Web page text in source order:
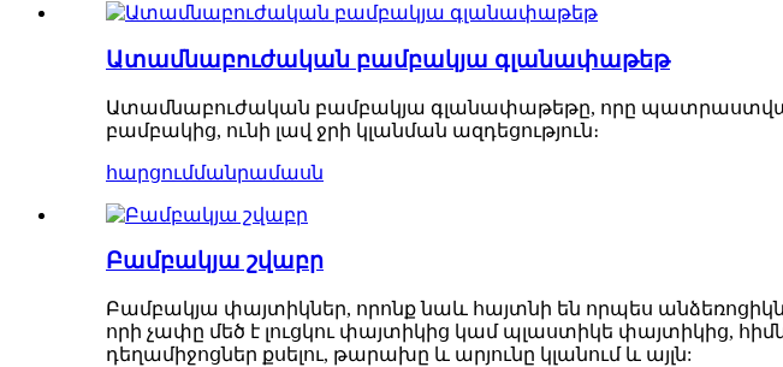
Ատամնաբուժական բամբակյա գլանափաթեթ
Ատամնաբուժական բամբակյա գլանափաթեթը, որը
բամբակից, ունի լավ ջրի կլանման ազդեցություն։
հարցումմանրամասն
Բամբակյա շվաբր
Բամբակյա փայտիկներ, որոնք նաև հայտնի են որպես
որի չափը մեծ է լուցկու փայտիկից կամ պլաստիկե փայտիկից,
դեղամիջոցներ քսելու, թարախը և արյունը կլանում և այլն: